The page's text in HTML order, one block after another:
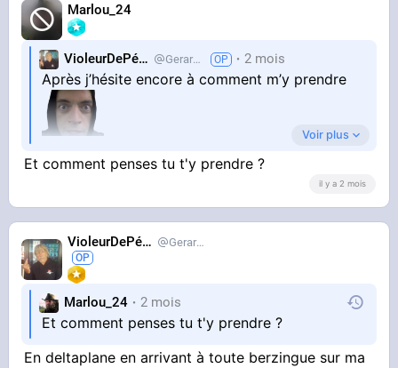
Marlou_24
VioleurDePédo Gerardlevain 2 mois
Après j’hésite encore à comment m’y prendre
Bain d’acide, percuter en voiture, balle dans la
tête, couteau, tellement d’options
Voir plus
Et comment penses tu t'y prendre ?
il y a 2 mois
VioleurDePédo Gerardlevain
Marlou_24 2 mois
Et comment penses tu t'y prendre ?
En deltaplane en arrivant à toute berzingue sur ma